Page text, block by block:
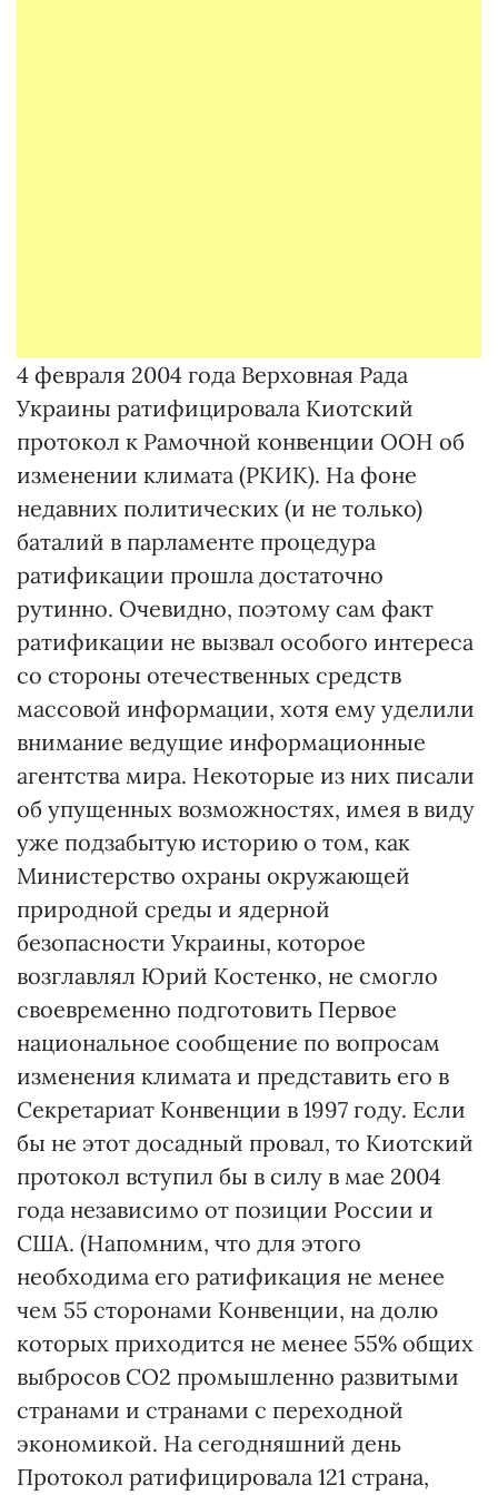
4 февраля 2004 года Верховная Рада
Украины ратифицировала Киотский
протокол к Рамочной конвенции ООН об
изменении климата (РКИК). На фоне
недавних политических (и не только)
баталий в парламенте процедура
ратификации прошла достаточно
рутинно. Очевидно, поэтому сам факт
ратификации не вызвал особого интереса
со стороны отечественных средств
массовой информации, хотя ему уделили
внимание ведущие информационные
агентства мира. Некоторые из них писали
об упущенных возможностях, имея в виду
уже подзабытую историю о том, как
Министерство охраны окружающей
природной среды и ядерной
безопасности Украины, которое
возглавлял Юрий Костенко, не смогло
своевременно подготовить Первое
национальное сообщение по вопросам
изменения климата и представить его в
Секретариат Конвенции в 1997 году. Если
бы не этот досадный провал, то Киотский
протокол вступил бы в силу в мае 2004
года независимо от позиции России и
США. (Напомним, что для этого
необходима его ратификация не менее
чем 55 сторонами Конвенции, на долю
которых приходится не менее 55% общих
выбросов СО2 промышленно развитыми
странами и странами с переходной
экономикой. На сегодняшний день
Протокол ратифицировала 121 страна,